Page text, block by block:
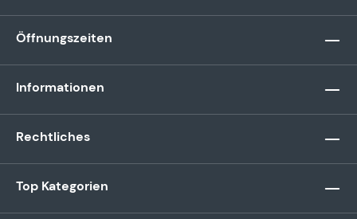
Öffnungszeiten
Informationen
Rechtliches
Top Kategorien